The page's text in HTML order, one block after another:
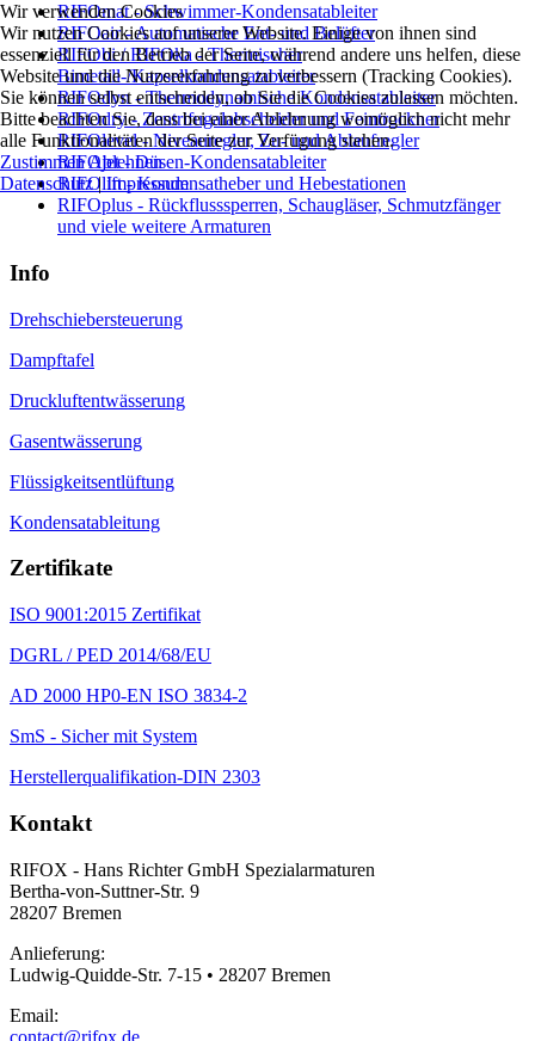
RIFOmat - Schwimmer-Kondensatableiter
RIFOair - Automatische Ent- und Belüfter
RIFObi / RIFOka - Thermischer
Bimetall-/Kapselkondensatableiter
RIFOdyn - Thermodynamische Kondensatableiter
RIFOdry - Zentrifugalabscheider und Feintrockner
RIFOlevel - Niveauregler, Zu- und Ablaufregler
RIFOjet - Düsen-Kondensatableiter
RIFOlift - Kondensatheber und Hebestationen
RIFOplus - Rückflusssperren, Schaugläser, Schmutzfänger
und viele weitere Armaturen
Info
Drehschiebersteuerung
Dampftafel
Druckluftentwässerung
Gasentwässerung
Flüssigkeitsentlüftung
Kondensatableitung
Zertifikate
ISO 9001:2015 Zertifikat
DGRL / PED 2014/68/EU
AD 2000 HP0-EN ISO 3834-2
SmS - Sicher mit System
Herstellerqualifikation-DIN 2303
Kontakt
RIFOX - Hans Richter GmbH Spezialarmaturen
Bertha-von-Suttner-Str. 9
28207 Bremen
Anlieferung:
Ludwig-Quidde-Str. 7-15 • 28207 Bremen
Email:
contact@rifox.de
Wir verwenden Cookies
Wir nutzen Cookies auf unserer Website. Einige von ihnen sind
essenziell für den Betrieb der Seite, während andere uns helfen, diese
Website und die Nutzererfahrung zu verbessern (Tracking Cookies).
Sie können selbst entscheiden, ob Sie die Cookies zulassen möchten.
Bitte beachten Sie, dass bei einer Ablehnung womöglich nicht mehr
alle Funktionalitäten der Seite zur Verfügung stehen.
ZustimmenAblehnen
Datenschutz|Impressum